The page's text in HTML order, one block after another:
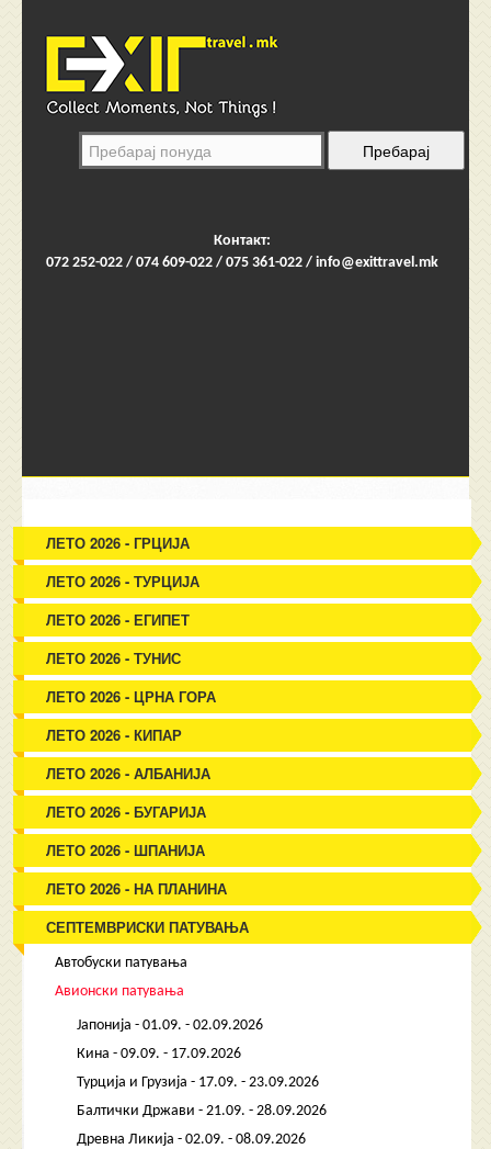
Контакт:
072 252-022 / 074 609-022 / 075 361-022 / info@exittravel.mk
ЛЕТО 2026 - ГРЦИЈА
ЛЕТО 2026 - ТУРЦИЈА
ЛЕТО 2026 - ЕГИПЕТ
ЛЕТО 2026 - ТУНИС
ЛЕТО 2026 - ЦРНА ГОРА
ЛЕТО 2026 - КИПАР
ЛЕТО 2026 - АЛБАНИЈА
ЛЕТО 2026 - БУГАРИЈА
ЛЕТО 2026 - ШПАНИЈА
ЛЕТО 2026 - НА ПЛАНИНА
СЕПТЕМВРИСКИ ПАТУВАЊА
Автобуски патувања
Авионски патувања
Јапонија - 01.09. - 02.09.2026
Кина - 09.09. - 17.09.2026
Турција и Грузија - 17.09. - 23.09.2026
Балтички Држави - 21.09. - 28.09.2026
Древна Ликија - 02.09. - 08.09.2026